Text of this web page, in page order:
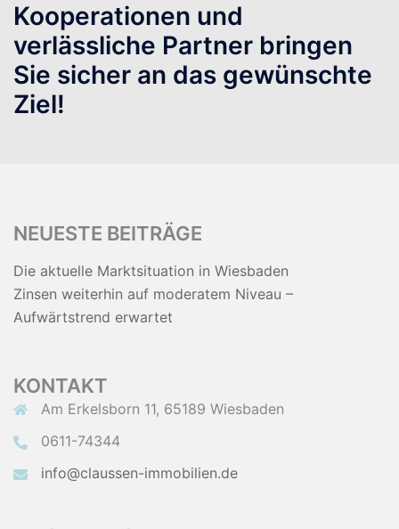
Kooperationen und
verlässliche Partner bringen
Sie sicher an das gewünschte
Ziel!
NEUESTE BEITRÄGE
Die aktuelle Marktsituation in Wiesbaden
Zinsen weiterhin auf moderatem Niveau –
Aufwärtstrend erwartet
KONTAKT
Am Erkelsborn 11, 65189 Wiesbaden
0611-74344
info@claussen-immobilien.de